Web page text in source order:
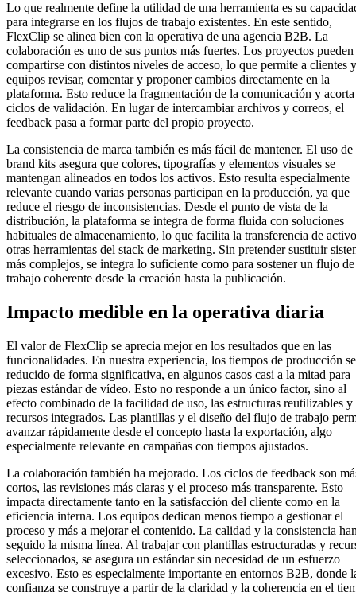
Lo que realmente define la utilidad de una herramienta es su
para integrarse en los flujos de trabajo existentes. En este sentido,
FlexClip se alinea bien con la operativa de una agencia B2B. La
colaboración es uno de sus puntos más fuertes. Los proyectos pueden
compartirse con distintos niveles de acceso, lo que permite a clientes y
equipos revisar, comentar y proponer cambios directamente en la
plataforma. Esto reduce la fragmentación de la comunicación y
ciclos de validación. En lugar de intercambiar archivos y correos, el
feedback pasa a formar parte del propio proyecto.
La consistencia de marca también es más fácil de mantener. El uso de
brand kits asegura que colores, tipografías y elementos visuales se
mantengan alineados en todos los activos. Esto resulta especialmente
relevante cuando varias personas participan en la producción, ya que
reduce el riesgo de inconsistencias. Desde el punto de vista de la
distribución, la plataforma se integra de forma fluida con soluciones
habituales de almacenamiento, lo que facilita la transferencia de
otras herramientas del stack de marketing. Sin pretender sustituir
más complejos, se integra lo suficiente como para sostener un flujo de
trabajo coherente desde la creación hasta la publicación.
Impacto medible en la operativa diaria
El valor de FlexClip se aprecia mejor en los resultados que en las
funcionalidades. En nuestra experiencia, los tiempos de producción
reducido de forma significativa, en algunos casos casi a la mitad para
piezas estándar de vídeo. Esto no responde a un único factor, sino al
efecto combinado de la facilidad de uso, las estructuras reutilizables y
recursos integrados. Las plantillas y el diseño del flujo de trabajo
avanzar rápidamente desde el concepto hasta la exportación, algo
especialmente relevante en campañas con tiempos ajustados.
La colaboración también ha mejorado. Los ciclos de feedback son
cortos, las revisiones más claras y el proceso más transparente. Esto
impacta directamente tanto en la satisfacción del cliente como en la
eficiencia interna. Los equipos dedican menos tiempo a gestionar el
proceso y más a mejorar el contenido. La calidad y la consistencia
seguido la misma línea. Al trabajar con plantillas estructuradas y
seleccionados, se asegura un estándar sin necesidad de un esfuerzo
excesivo. Esto es especialmente importante en entornos B2B, donde
confianza se construye a partir de la claridad y la coherencia en el